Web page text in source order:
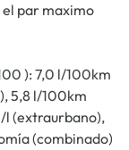
par maximo
): 7,0 l/100km
5,8 l/100km
l (extraurbano),
(combinado)